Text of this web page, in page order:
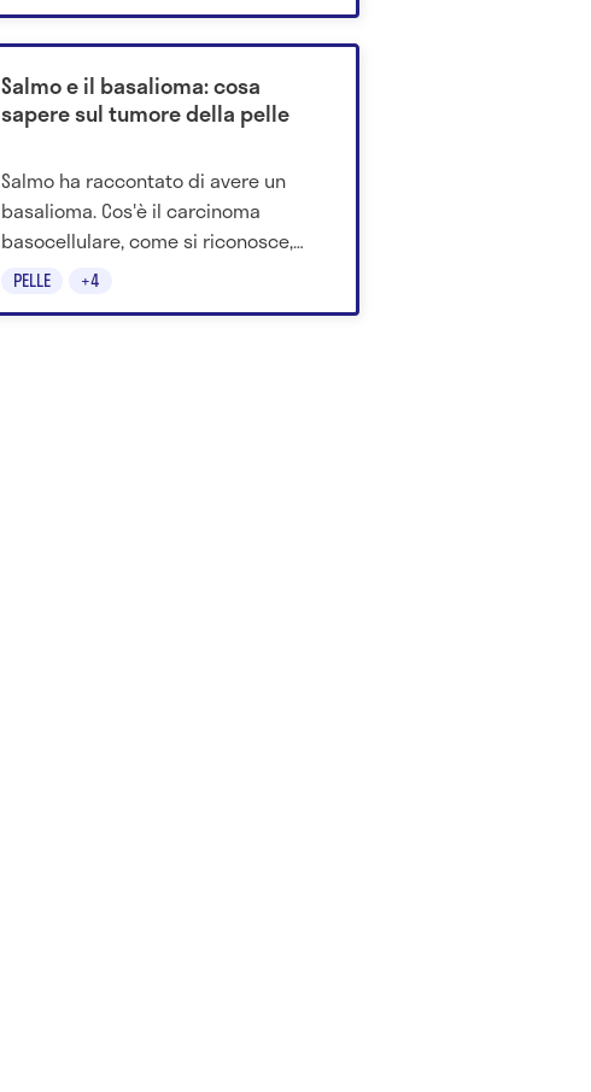
PELLE +4
Salmo e il basalioma: cosa
sapere sul tumore della pelle
Salmo ha raccontato di avere un
basalioma. Cos'è il carcinoma
basocellulare, come si riconosce,
quali sono i sintomi, le cure e i fattori